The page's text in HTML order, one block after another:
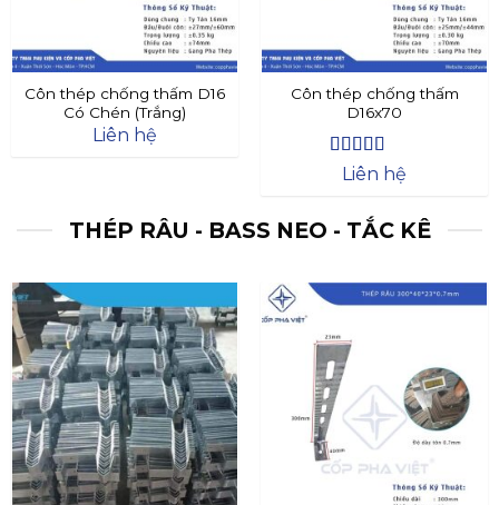
Côn thép chống thấm D16
Có Chén (Trắng)
Liên hệ
Côn thép chống thấm
D16x70
Được xếp
5
Liên hệ
THÉP RÂU - BASS NEO - TẮC KÊ